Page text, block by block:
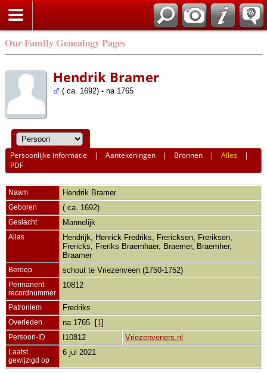
Our Family Genealogy Pages
Hendrik Bramer
( ca. 1692) - na 1765
Persoonlijke informatie |Aantekeningen | Bronnen |Alles |
PDF
Naam Hendrik Bramer
Geboren ( ca. 1692)
Geslacht Mannelijk
Alias
Hendrijk, Henrick Fredriks, Frericksen, Freriksen,
Frericks, Freriks Braemhaer, Braemer, Braemher,
Braamer
Beroep schout te Vriezenveen (1750-1752)
Permanent
recordnummer
10812
Patroniem Fredriks
Overleden na 1765 [1 ]
Persoon-ID I10812 Vriezenveners.nl
Laatst
gewijzigd op
6 jul 2021